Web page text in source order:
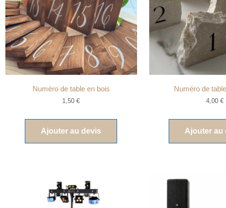
Numéro de table en bois
1,50€
Ajouter au devis
Numéro de
4,00€
Ajouter au